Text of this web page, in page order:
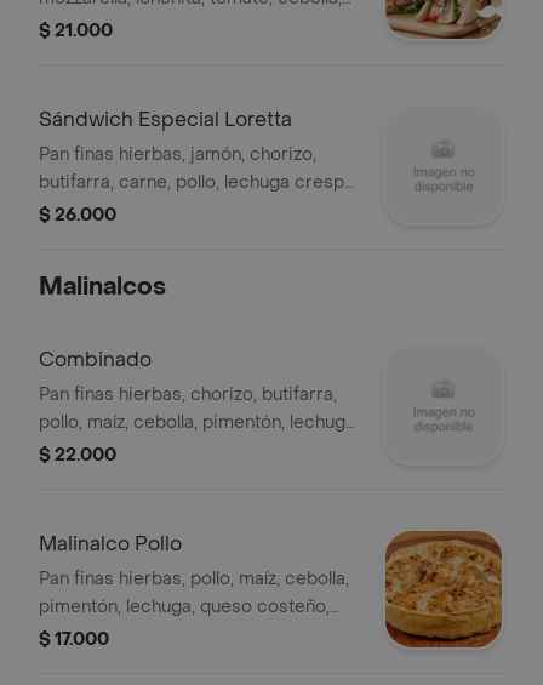
lechuga crespa, tártara.
$ 21.000
Sándwich Especial Loretta
Pan finas hierbas, jamón, chorizo,
butifarra, carne, pollo, lechuga crespa,
tártara
$ 26.000
Malinalcos
Combinado
Pan finas hierbas, chorizo, butifarra,
pollo, maíz, cebolla, pimentón, lechuga,
queso costeño, tártara.
$ 22.000
Malinalco Pollo
Pan finas hierbas, pollo, maíz, cebolla,
pimentón, lechuga, queso costeño,
tártara.
$ 17.000